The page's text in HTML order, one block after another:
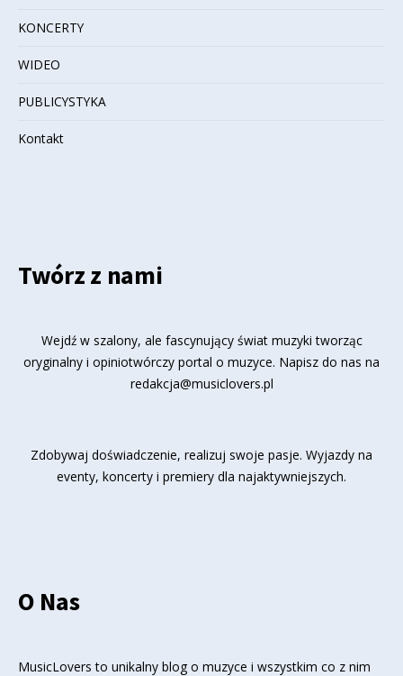
KONCERTY
WIDEO
PUBLICYSTYKA
Kontakt
Twórz z nami
Wejdź w szalony, ale fascynujący świat muzyki tworząc
oryginalny i opiniotwórczy portal o muzyce. Napisz do nas na
redakcja@musiclovers.pl
Zdobywaj doświadczenie, realizuj swoje pasje. Wyjazdy na
eventy, koncerty i premiery dla najaktywniejszych.
O Nas
MusicLovers to unikalny blog o muzyce i wszystkim co z nim